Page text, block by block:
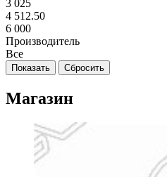
3 025
4 512.50
6 000
Производитель
Все
Магазин